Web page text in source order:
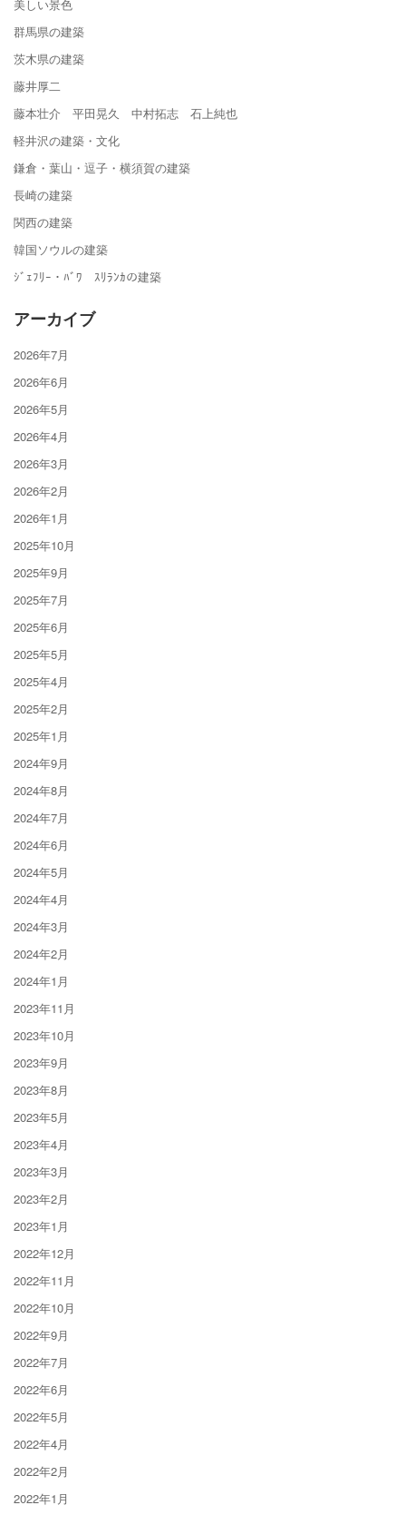
美しい景色
群馬県の建築
茨木県の建築
藤井厚二
藤本壮介 平田晃久 中村拓志 石上純也
軽井沢の建築・文化
鎌倉・葉山・逗子・横須賀の建築
長崎の建築
関西の建築
韓国ソウルの建築
ｼﾞｪﾌﾘｰ・ﾊﾞﾜ ｽﾘﾗﾝｶの建築
アーカイブ
2026年7月
2026年6月
2026年5月
2026年4月
2026年3月
2026年2月
2026年1月
2025年10月
2025年9月
2025年7月
2025年6月
2025年5月
2025年4月
2025年2月
2025年1月
2024年9月
2024年8月
2024年7月
2024年6月
2024年5月
2024年4月
2024年3月
2024年2月
2024年1月
2023年11月
2023年10月
2023年9月
2023年8月
2023年5月
2023年4月
2023年3月
2023年2月
2023年1月
2022年12月
2022年11月
2022年10月
2022年9月
2022年7月
2022年6月
2022年5月
2022年4月
2022年2月
2022年1月